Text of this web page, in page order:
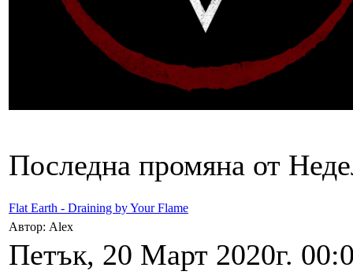
Последна промяна от
Flat Earth - Draining by Your Flame
Автор: Alex
Петък, 20 Март 2020г.